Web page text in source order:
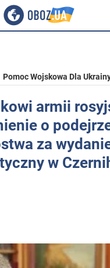
Pomoc Wojskowa Dla
armii
o
za
w